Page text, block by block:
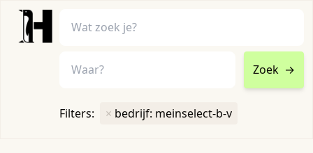
Zoek →
Filters: × bedrijf: meinselect-b-v